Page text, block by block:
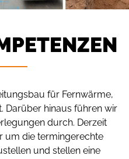
für Fernwärme,
Darüber hinaus führen wir
durch. Derzeit
um die termingerechte
und stellen eine